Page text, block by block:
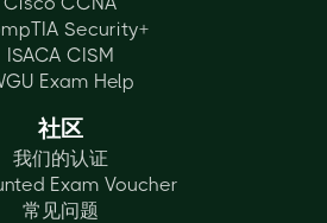
Security+
ISACA CISM
Exam Help
社区
我们的认证
Exam Voucher
常见问题